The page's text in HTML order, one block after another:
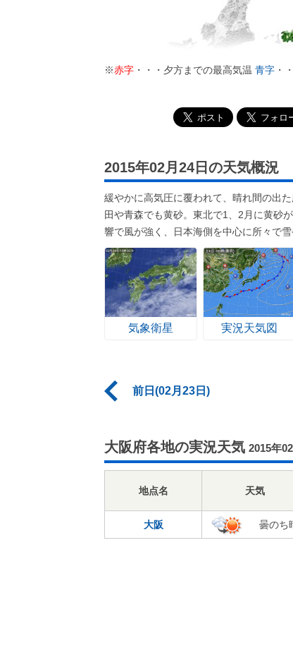
※赤字 ・・・夕方までの最高気温 青字 ・
2015年02月24日の天気概況
緩やかに高気圧に覆われて、晴れ間の出
田や青森でも黄砂。東北で1、2月に黄砂
響で風が強く、日本海側を中心に所々で雪
気象衛星 実況天気図
前日(02月23日)
大阪府各地の実況天気 2015年
地点名 天気
大阪 曇のち